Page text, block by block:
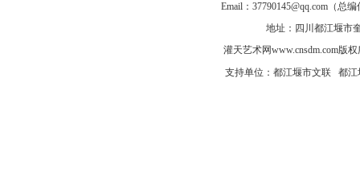
Email： 37790145@qq.com（总编
地址：四川都江堰市
灌天艺术网www.cnsdm.com版权
支持单位：都江堰市文联 都